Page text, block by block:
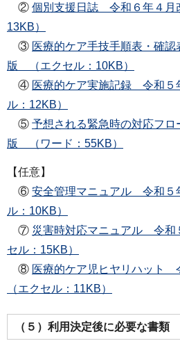
② 個別支援日誌 令和６年４月
13KB）
③ 医療的ケア手技手順表・確
版 （エクセル：10KB）
④ 医療的ケア実施記録 令和
ル：12KB）
⑤ 予想される緊急時の対応フ
版 （ワード：55KB）
【任意】
⑥ 安全管理マニュアル 令和
ル：10KB）
⑦ 災害時対応マニュアル 令
セル：15KB）
⑧ 医療的ケア児ヒヤリハット
（エクセル：11KB）
（５）利用決定後に必要な書類